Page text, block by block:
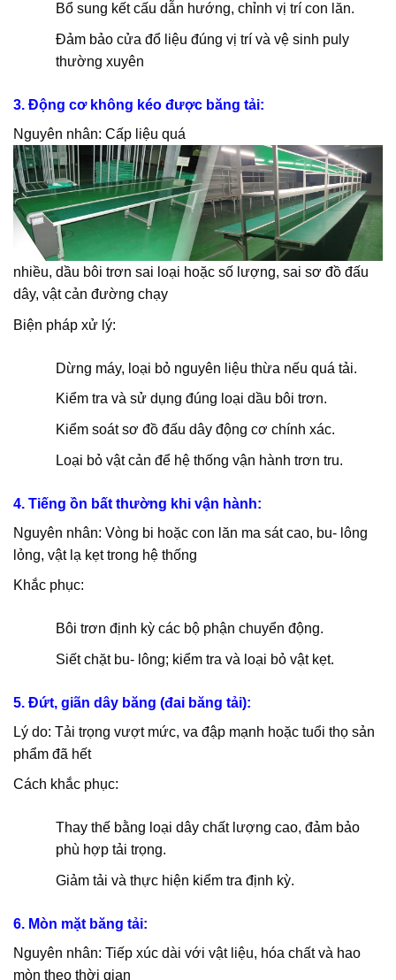
Bổ sung kết cấu dẫn hướng, chỉnh vị trí con lăn.
Đảm bảo cửa đổ liệu đúng vị trí và vệ sinh puly
thường xuyên
3. Động cơ không kéo được băng tải:
Nguyên nhân: Cấp liệu quá
nhiều, dầu bôi trơn sai loại hoặc số lượng, sai sơ đồ đấu
dây, vật cản đường chạy
Biện pháp xử lý:
Dừng máy, loại bỏ nguyên liệu thừa nếu quá tải.
Kiểm tra và sử dụng đúng loại dầu bôi trơn.
Kiểm soát sơ đồ đấu dây động cơ chính xác.
Loại bỏ vật cản để hệ thống vận hành trơn tru.
4. Tiếng ồn bất thường khi vận hành:
Nguyên nhân: Vòng bi hoặc con lăn ma sát cao, bu- lông
lỏng, vật lạ kẹt trong hệ thống
Khắc phục:
Bôi trơn định kỳ các bộ phận chuyển động.
Siết chặt bu- lông; kiểm tra và loại bỏ vật kẹt.
5. Đứt, giãn dây băng (đai băng tải):
Lý do: Tải trọng vượt mức, va đập mạnh hoặc tuổi thọ sản
phẩm đã hết
Cách khắc phục:
Thay thế bằng loại dây chất lượng cao, đảm bảo
phù hợp tải trọng.
Giảm tải và thực hiện kiểm tra định kỳ.
6. Mòn mặt băng tải:
Nguyên nhân: Tiếp xúc dài với vật liệu, hóa chất và hao
mòn theo thời gian